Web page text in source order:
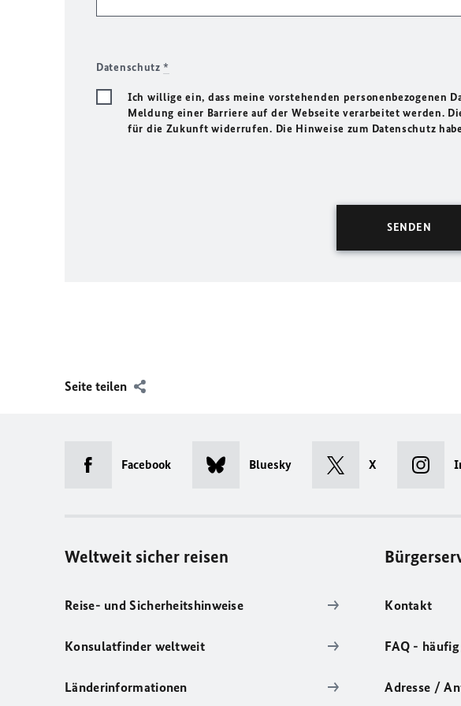
Datenschutz*
Ich willige ein, dass meine vorstehenden personenbezogenen
Meldung einer Barriere auf der Webseite verarbeitet werden.
für die Zukunft widerrufen. Die Hinweise zum Datenschutz
Seite teilen
Facebook Bluesky X
Weltweit sicher reisen
Reise- und Sicherheitshinweise
Konsulatfinder weltweit
Länderinformationen
Kontakt
FAQ -
Adresse /